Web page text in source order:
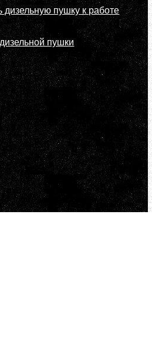
дизельную пушку к работе
пушки